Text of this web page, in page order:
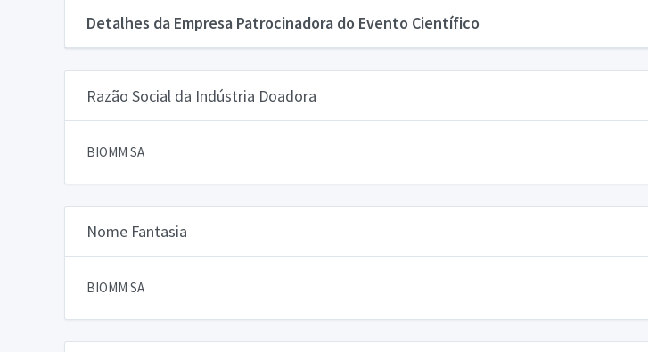
Detalhes da Empresa Patrocinadora do Evento Científico
Razão Social da Indústria Doadora
BIOMM SA
Nome Fantasia
BIOMM SA